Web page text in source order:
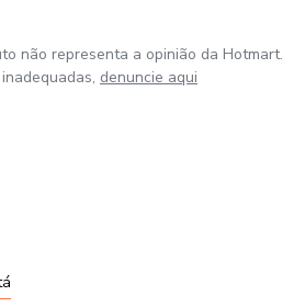
não representa a opinião da Hotmart.
denuncie aqui